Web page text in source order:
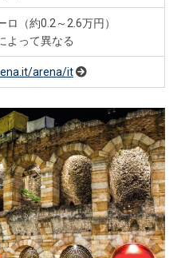
ロ（約0.2～2.6万円）
よって異なる
arena/it